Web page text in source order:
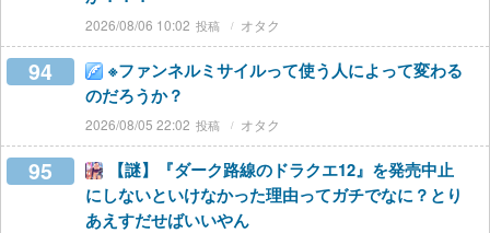
2026/08/06 10:02 オタク
94
※ファンネルミサイルって使う人によって変わる
のだろうか？
2026/08/05 22:02 オタク
95
【謎】『ダーク路線のドラクエ12』を発売中止
にしないといけなかった理由ってガチでなに？とり
あえすだせばいいやん